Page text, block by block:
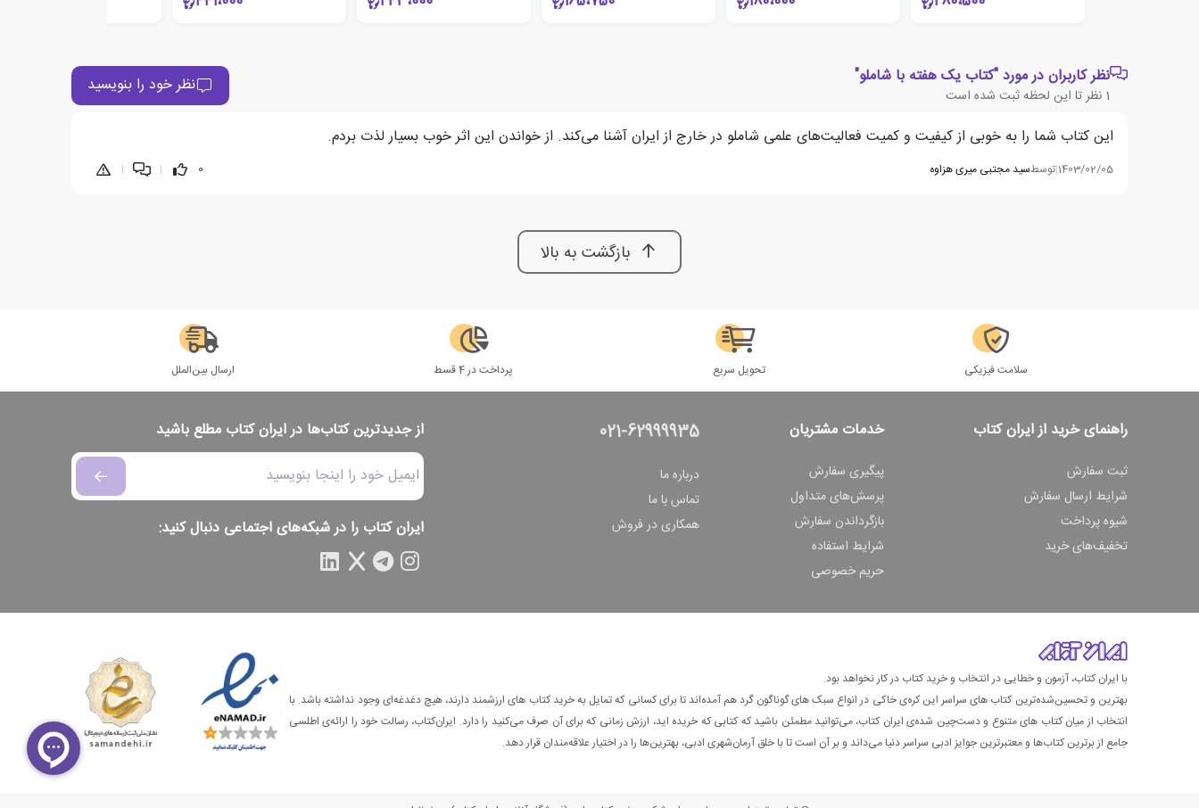
نظر کاربران در مورد "کتاب یک هفته با شاملو"
1 نظر تا این لحظه ثبت شده است نظر خود را بنویسید
این کتاب شما را به خوبی از کیفیت و کمیت فعالیت‌های علمی شاملو در خارج از ایران آشنا می‌کند‌. از خواندن این اثر خوب بسیار لذت بردم.
1403/02/05
|توسطسید مجتبی میری هزاوه 0
|
|
بازگشت به بالا
سلامت فیزیکی تحویل سریع پرداخت در 4 قسط ارسال بین‌الملل
راهنمای خرید از ایران کتاب
ثبت سفارش
شرایط ارسال سفارش
شیوه پرداخت
تخفیف‌های خرید
خدمات مشتریان
پیگیری سفارش
پرسش‌های متداول
بازگرداندن سفارش
شرایط استفاده
حریم خصوصی
021-62999935
درباره ما
تماس با ما
همکاری در فروش
از جدیدترین کتاب‌ها در ایران کتاب مطلع باشید
ایران کتاب را در شبکه‌های اجتماعی دنبال کنید:
با ایران کتاب، آزمون و خطایی در انتخاب و خرید کتاب در کار نخواهد بود.
بهترین و تحسین‌شده‌ترین کتاب‌ های سراسر این کره‌ی خاکی در انواع سبک های گوناگون گرد هم آمده‌اند تا برای کسانی که تمایل به خرید کتاب های ارزشمند دارند، هیچ دغدغه‌ای وجود نداشته باشد. با
انتخاب از میان کتاب های متنوع و دست‌چین شده‌ی ایران کتاب، می‌توانید مطمئن باشید که کتابی که خریده اید، ارزش زمانی که برای آن صرف می‌کنید را دارد. ایران‌کتاب، رسالت خود را ارائه‌ی اطلسی
جامع از برترین کتاب‌ها و معتبرترین جوایز ادبی سراسر دنیا می‌داند و بر آن است تا با خلق آرمان‌شهری ادبی، بهترین‌ها را در اختیار علاقه‌مندان قرار دهد.